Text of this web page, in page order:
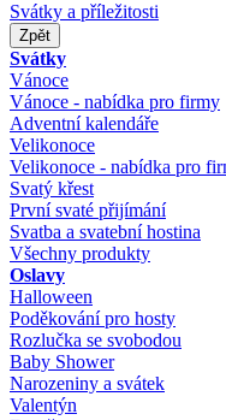
Svátky a příležitosti
Zpět
Svátky
Vánoce
Vánoce - nabídka pro firmy
Adventní kalendáře
Velikonoce
Velikonoce - nabídka pro
Svatý křest
První svaté přijímání
Svatba a svatební hostina
Všechny produkty
Oslavy
Halloween
Poděkování pro hosty
Rozlučka se svobodou
Baby Shower
Narozeniny a svátek
Valentýn